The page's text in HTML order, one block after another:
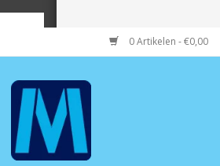
0 Artikelen - €0,00